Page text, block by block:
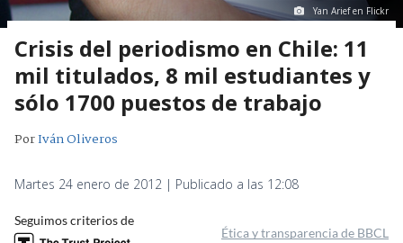
Yan Arief en Flickr
Crisis del periodismo en Chile: 11
mil titulados, 8 mil estudiantes y
sólo 1700 puestos de trabajo
PorIván Oliveros
Martes 24 enero de 2012 | Publicado a las 12:08
Seguimos criterios de
Ética y transparencia de BBCL